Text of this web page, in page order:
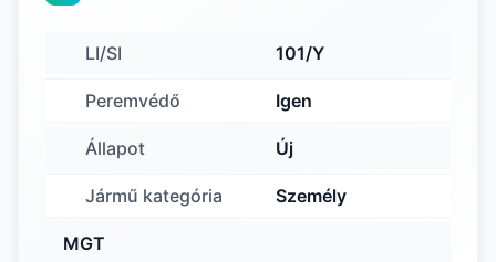
LI/SI 101/Y
Peremvédő Igen
Állapot Új
Jármű kategória Személy
MGT